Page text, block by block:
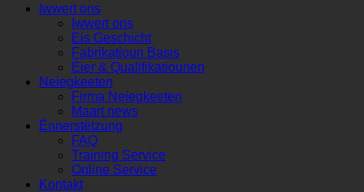
Iwwert ons
Iwwert ons
Eis Geschicht
Fabrikatioun Basis
Éier & Qualifikatiounen
Neiegkeeten
Firma Neiegkeeten
Maart news
Ënnerstëtzung
FAQ
Training Service
Online Service
Kontakt